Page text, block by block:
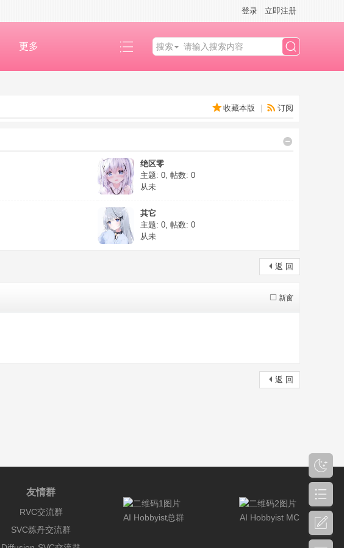
登录 立即注册
更多 搜索
索
收藏本版 订阅
绝区零
主题: 0, 帖数: 0
从未
其它
主题: 0, 帖数: 0
从未
返 回
新窗
返 回
友情群
RVC交流群
SVC炼丹交流群
AI Hobbyist MC
AI Hobbyist总群